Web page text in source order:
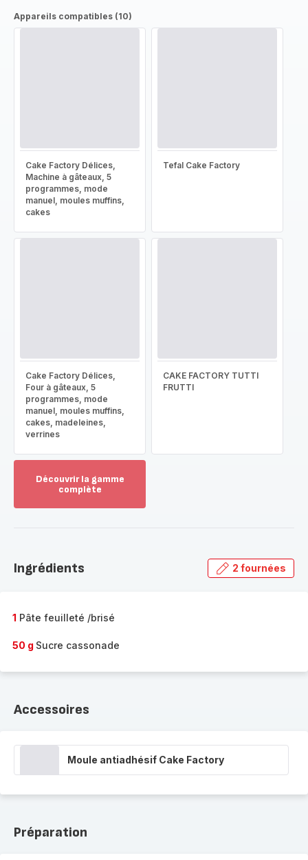
Appareils compatibles (10)
Cake Factory Délices,
Machine à gâteaux, 5
programmes, mode
manuel, moules muffins,
cakes
Tefal Cake Factory
Cake Factory Délices,
Four à gâteaux, 5
programmes, mode
manuel, moules muffins,
cakes, madeleines,
verrines
CAKE FACTORY TUTTI
FRUTTI
Découvrir la gamme
complète
gamme
Ingrédients 2 fournées
1 Pâte feuilleté /brisé
50 g Sucre cassonade
Accessoires
Moule antiadhésif Cake Factory
Préparation